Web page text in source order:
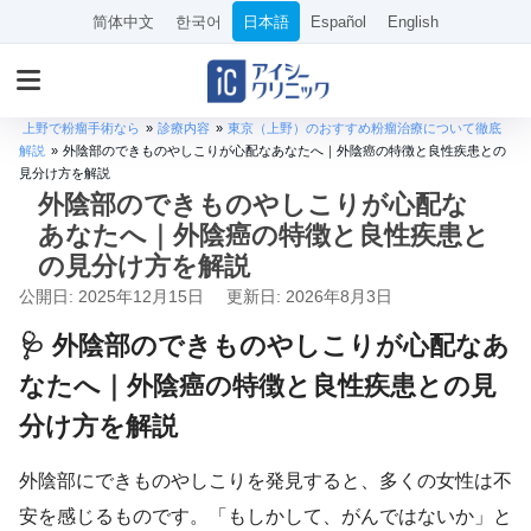
简体中文 한국어 日本語 Español English
上野で粉瘤手術なら » 診療内容 » 東京（上野）のおすすめ粉瘤治療について徹底
解説 » 外陰部のできものやしこりが心配なあなたへ｜外陰癌の特徴と良性疾患との
見分け方を解説
外陰部のできものやしこりが心配な
あなたへ｜外陰癌の特徴と良性疾患と
の見分け方を解説
公開日: 2025年12月15日 更新日: 2026年8月3日
🩺 外陰部のできものやしこりが心配なあ
なたへ｜外陰癌の特徴と良性疾患との見
分け方を解説
外陰部にできものやしこりを発見すると、多くの女性は不
安を感じるものです。「もしかして、がんではないか」と